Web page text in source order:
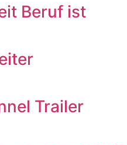
Beruf ist
Trailer